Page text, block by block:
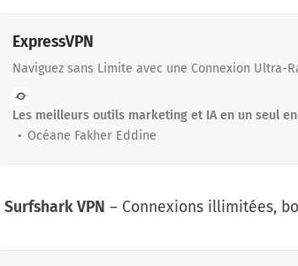
ExpressVPN
Naviguez sans Limite avec une Connexion Ultra-
Les meilleurs outils marketing et IA en un seul
Océane Fakher Eddine
Surfshark VPN – Connexions illimitées,